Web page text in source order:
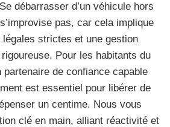
débarrasser d’un véhicule hors
pas, car cela implique
strictes et une gestion
Pour les habitants du
partenaire de confiance capable
est essentiel pour libérer de
un centime. Nous vous
clé en main, alliant réactivité et